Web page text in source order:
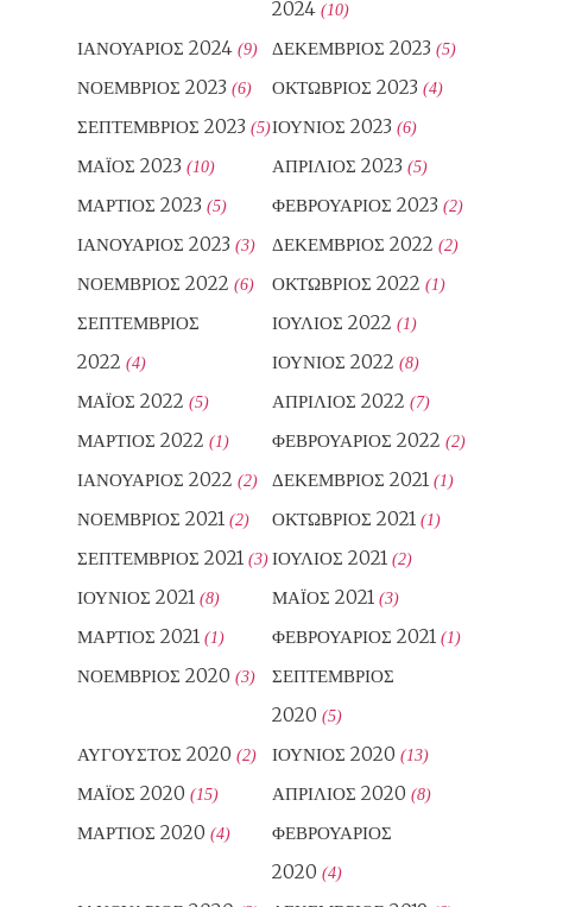
2024 (10)
ΙΑΝΟΥΆΡΙΟΣ 2024 (9) ΔΕΚΈΜΒΡΙΟΣ 2023 (5)
ΝΟΈΜΒΡΙΟΣ 2023 (6) ΟΚΤΏΒΡΙΟΣ 2023 (4)
ΣΕΠΤΈΜΒΡΙΟΣ 2023 (5)ΙΟΎΝΙΟΣ 2023 (6)
ΜΆΙΟΣ 2023 (10) ΑΠΡΊΛΙΟΣ 2023 (5)
ΜΆΡΤΙΟΣ 2023 (5) ΦΕΒΡΟΥΆΡΙΟΣ 2023 (2)
ΙΑΝΟΥΆΡΙΟΣ 2023 (3) ΔΕΚΈΜΒΡΙΟΣ 2022 (2)
ΝΟΈΜΒΡΙΟΣ 2022 (6) ΟΚΤΏΒΡΙΟΣ 2022 (1)
ΣΕΠΤΈΜΒΡΙΟΣ
2022 (4)
ΙΟΎΛΙΟΣ 2022 (1)
ΙΟΎΝΙΟΣ 2022 (8)
ΜΆΙΟΣ 2022 (5) ΑΠΡΊΛΙΟΣ 2022 (7)
ΜΆΡΤΙΟΣ 2022 (1) ΦΕΒΡΟΥΆΡΙΟΣ 2022 (2)
ΙΑΝΟΥΆΡΙΟΣ 2022 (2) ΔΕΚΈΜΒΡΙΟΣ 2021 (1)
ΝΟΈΜΒΡΙΟΣ 2021 (2) ΟΚΤΏΒΡΙΟΣ 2021 (1)
ΣΕΠΤΈΜΒΡΙΟΣ 2021 (3)ΙΟΎΛΙΟΣ 2021 (2)
ΙΟΎΝΙΟΣ 2021 (8) ΜΆΙΟΣ 2021 (3)
ΜΆΡΤΙΟΣ 2021 (1) ΦΕΒΡΟΥΆΡΙΟΣ 2021 (1)
ΝΟΈΜΒΡΙΟΣ 2020 (3)
ΣΕΠΤΈΜΒΡΙΟΣ
2020 (5)
ΑΎΓΟΥΣΤΟΣ 2020 (2) ΙΟΎΝΙΟΣ 2020 (13)
ΜΆΙΟΣ 2020 (15) ΑΠΡΊΛΙΟΣ 2020 (8)
ΜΆΡΤΙΟΣ 2020 (4)
ΦΕΒΡΟΥΆΡΙΟΣ
2020 (4)